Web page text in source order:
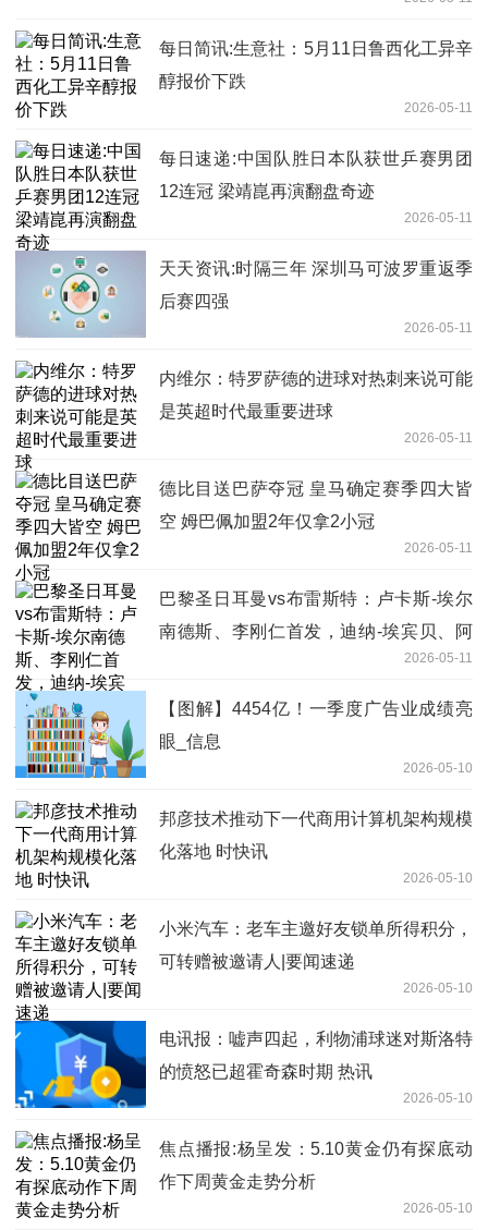
每日简讯:生意社：5月11日鲁西化工异辛
醇报价下跌
2026-05-11
每日速递:中国队胜日本队获世乒赛男团
12连冠 梁靖崑再演翻盘奇迹
2026-05-11
天天资讯:时隔三年 深圳马可波罗重返季
后赛四强
2026-05-11
内维尔：特罗萨德的进球对热刺来说可能
是英超时代最重要进球
2026-05-11
德比目送巴萨夺冠 皇马确定赛季四大皆
空 姆巴佩加盟2年仅拿2小冠
2026-05-11
巴黎圣日耳曼vs布雷斯特：卢卡斯-埃尔
南德斯、李刚仁首发，迪纳-埃宾贝、阿
2026-05-11
【图解】4454亿！一季度广告业成绩亮
眼_信息
2026-05-10
邦彦技术推动下一代商用计算机架构规模
化落地 时快讯
2026-05-10
小米汽车：老车主邀好友锁单所得积分，
可转赠被邀请人|要闻速递
2026-05-10
电讯报：嘘声四起，利物浦球迷对斯洛特
的愤怒已超霍奇森时期 热讯
2026-05-10
焦点播报:杨呈发：5.10黄金仍有探底动
作下周黄金走势分析
2026-05-10